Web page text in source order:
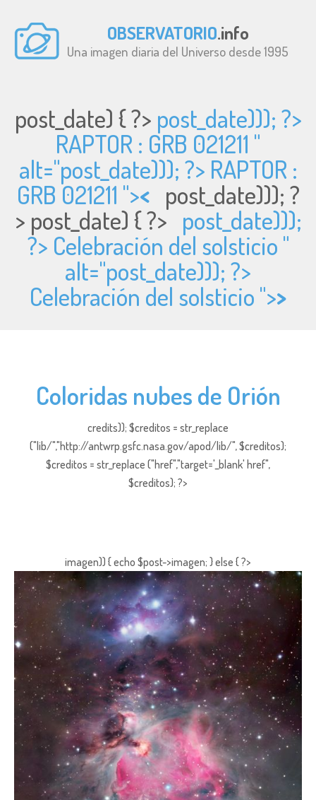
OBSERVATORIO.info
Una imagen diaria del Universo desde 1995
post_date) { ?> post_date))); ?>
RAPTOR : GRB 021211 "
alt="post_date))); ?> RAPTOR :
GRB 021211 ">< post_date))); ?
> post_date) { ?> post_date)));
?> Celebración del solsticio "
alt="post_date))); ?>
Celebración del solsticio ">>
Coloridas nubes de Orión
credits)); $creditos = str_replace
("lib/","http://antwrp.gsfc.nasa.gov/apod/lib/", $creditos);
$creditos = str_replace ("href","target='_blank' href",
$creditos); ?>
imagen)) { echo $post->imagen; } else { ?>